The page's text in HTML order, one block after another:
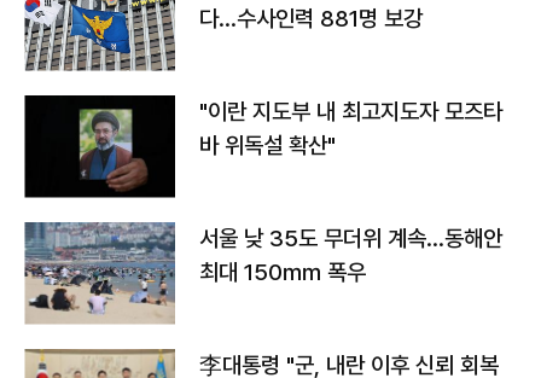
다…수사인력 881명 보강
"이란 지도부 내 최고지도자 모즈타
바 위독설 확산"
서울 낮 35도 무더위 계속…동해안
최대 150㎜ 폭우
李대통령 "군, 내란 이후 신뢰 회복